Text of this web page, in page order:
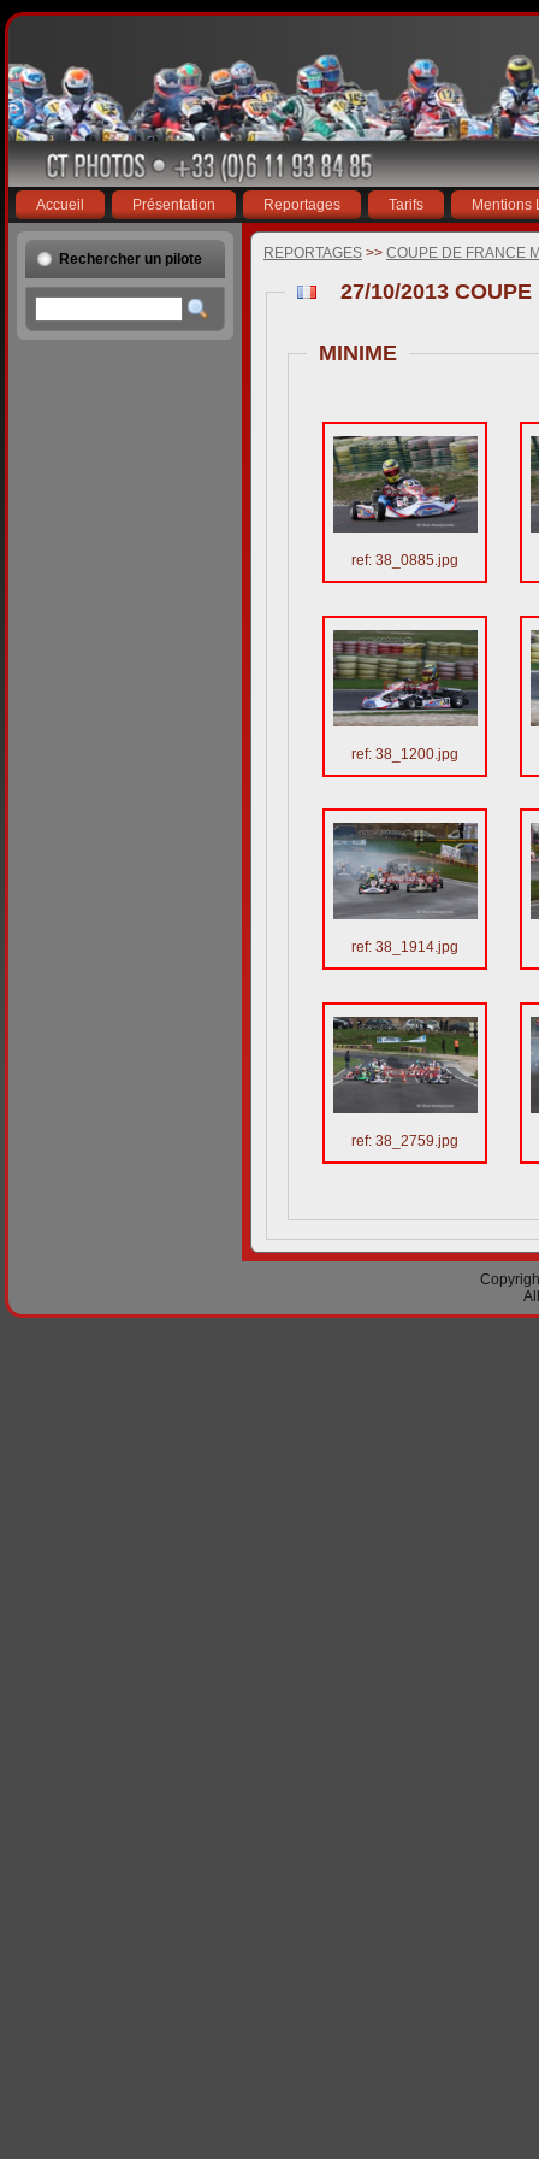
Accueil Présentation Reportages Tarifs Mentions
Rechercher un pilote REPORTAGES >> COUPE DE FRANCE
MINIME
ref: 38_0885.jpg
ref: 38_1200.jpg
ref: 38_1914.jpg
ref: 38_2759.jpg